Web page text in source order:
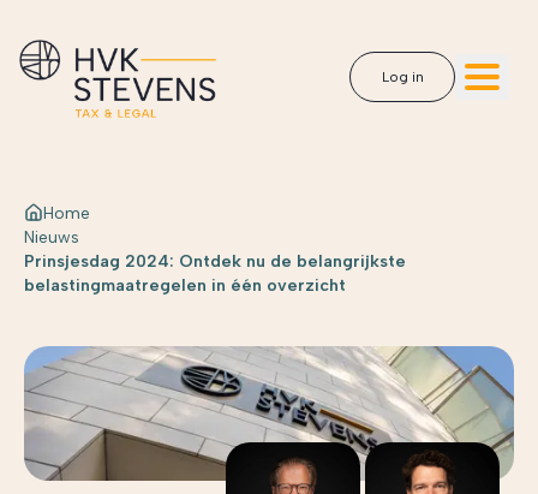
Log in
Home
Nieuws
Prinsjesdag 2024: Ontdek nu de belangrijkste
belastingmaatregelen in één overzicht